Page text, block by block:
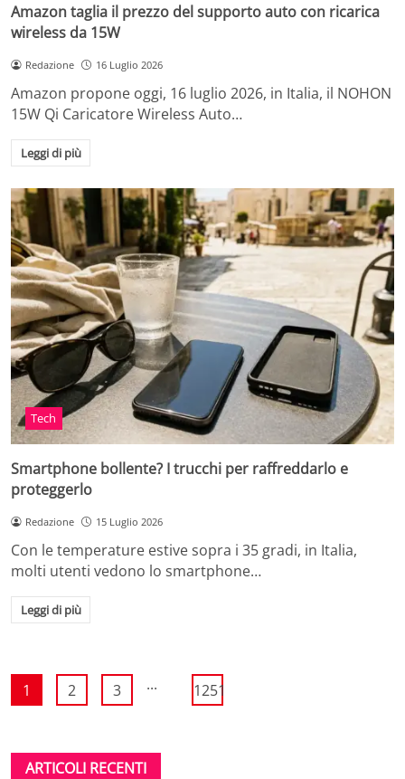
Amazon taglia il prezzo del supporto auto con ricarica
wireless da 15W
Redazione 16 Luglio 2026
Amazon propone oggi, 16 luglio 2026, in Italia, il NOHON
15W Qi Caricatore Wireless Auto…
Leggi di più
Tech
Smartphone bollente? I trucchi per raffreddarlo e
proteggerlo
Redazione 15 Luglio 2026
Con le temperature estive sopra i 35 gradi, in Italia,
molti utenti vedono lo smartphone…
Leggi di più
1 2 3 ... 1251
ARTICOLI RECENTI